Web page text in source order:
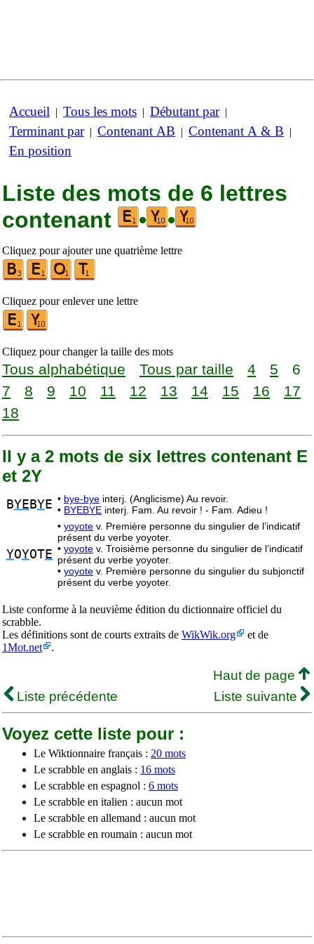
Accueil | Tous les mots | Débutant par|
Terminant par| Contenant AB | Contenant A & B |
En position
Liste des mots de 6 lettres
contenant
• •
Cliquez pour ajouter une quatrième lettre
Cliquez pour enlever une lettre
Cliquez pour changer la taille des mots
Tous alphabétique Tous par taille 4 5
6
7
8 9 10 11 12 13 14 15 16
17
18
Il y a 2 mots de six lettres contenant E
et 2Y
BYE BYE • bye-bye interj. (Anglicisme) Au revoir.
• BYEBYE interj. Fam. Au revoir ! - Fam. Adieu !
YOYOTE
• yoyote v. Première personne du singulier de l’indicatif
présent du verbe yoyoter.
• yoyote v. Troisième personne du singulier de l’indicatif
présent du verbe yoyoter.
• yoyote v. Première personne du singulier du subjonctif
présent du verbe yoyoter.
Liste conforme à la neuvième édition du dictionnaire officiel du
scrabble.
Les définitions sont de courts extraits de WikWik.org
et de
1Mot.net
.
Haut de page
Liste précédente
Liste suivante
Voyez cette liste pour :
Le Wiktionnaire français : 20 mots
Le scrabble en anglais : 16 mots
Le scrabble en espagnol : 6 mots
Le scrabble en italien : aucun mot
Le scrabble en allemand : aucun mot
Le scrabble en roumain : aucun mot